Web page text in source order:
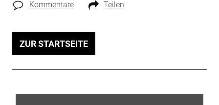
Kommentare Teilen
ZUR STARTSEITE